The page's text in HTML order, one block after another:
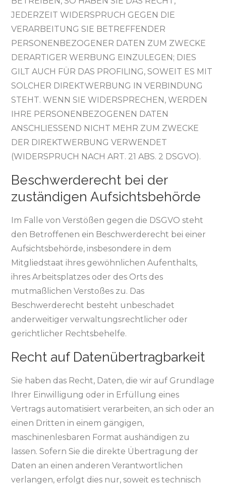
JEDERZEIT WIDERSPRUCH GEGEN DIE
VERARBEITUNG SIE BETREFFENDER
PERSONENBEZOGENER DATEN ZUM ZWECKE
DERARTIGER WERBUNG EINZULEGEN; DIES
GILT AUCH FÜR DAS PROFILING, SOWEIT ES MIT
SOLCHER DIREKTWERBUNG IN VERBINDUNG
STEHT. WENN SIE WIDERSPRECHEN, WERDEN
IHRE PERSONENBEZOGENEN DATEN
ANSCHLIESSEND NICHT MEHR ZUM ZWECKE
DER DIREKTWERBUNG VERWENDET
(WIDERSPRUCH NACH ART. 21 ABS. 2 DSGVO).
Beschwerde­recht bei der
zuständigen Aufsichts­behörde
Im Falle von Verstößen gegen die DSGVO steht
den Betroffenen ein Beschwerderecht bei einer
Aufsichtsbehörde, insbesondere in dem
Mitgliedstaat ihres gewöhnlichen Aufenthalts,
ihres Arbeitsplatzes oder des Orts des
mutmaßlichen Verstoßes zu. Das
Beschwerderecht besteht unbeschadet
anderweitiger verwaltungsrechtlicher oder
gerichtlicher Rechtsbehelfe.
Recht auf Daten­übertrag­barkeit
Sie haben das Recht, Daten, die wir auf Grundlage
Ihrer Einwilligung oder in Erfüllung eines
Vertrags automatisiert verarbeiten, an sich oder an
einen Dritten in einem gängigen,
maschinenlesbaren Format aushändigen zu
lassen. Sofern Sie die direkte Übertragung der
Daten an einen anderen Verantwortlichen
verlangen, erfolgt dies nur, soweit es technisch